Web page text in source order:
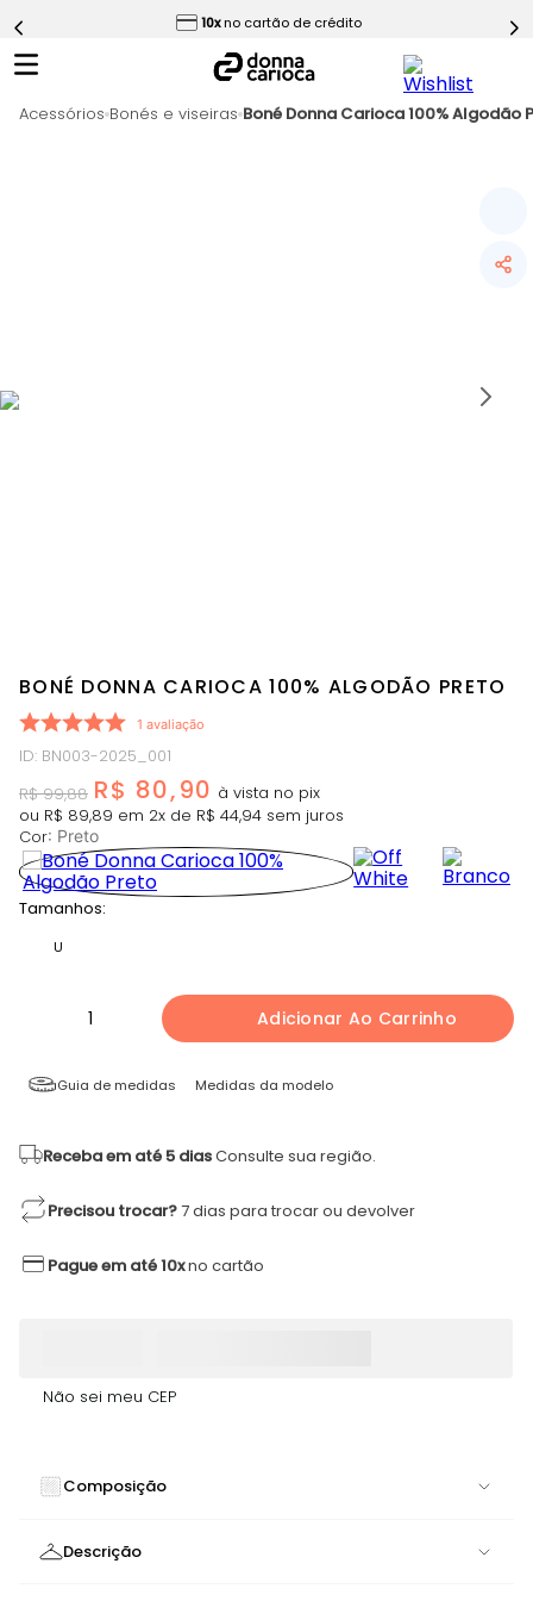
10x no cartão de crédito
Acessórios Bonés e viseiras Boné Donna Carioca 100% Algodão
BONÉ DONNA CARIOCA 100% ALGODÃO PRETO
1 avaliação
ID: BN003-2025_001
R$ 99,88 R$ 80,90
ou R$ 89,89 em 2x de R$ 44,94 sem juros
Cor: Preto
Tamanhos:
U
1 Adicionar Ao Carrinho
Guia de medidas Medidas da modelo
Receba em até 5 diasConsulte sua região.
Precisou trocar?7 dias para trocar ou devolver
Pague em até 10xno cartão
Não sei meu CEP
Composição
Descrição
7º Epic Vermelho